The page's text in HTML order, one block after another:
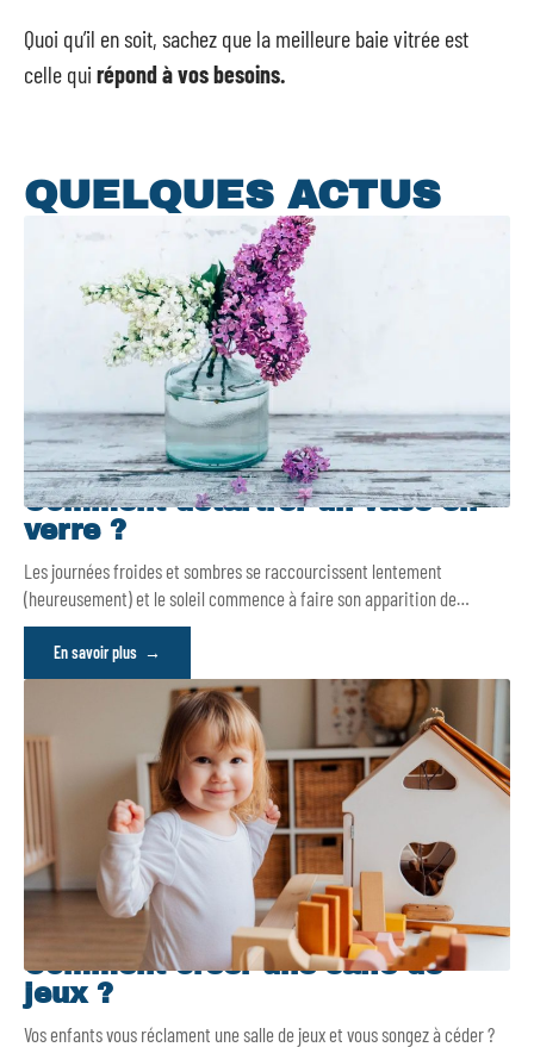
Quoi qu’il en soit, sachez que la meilleure baie vitrée est
celle qui répond à vos besoins.
QUELQUES ACTUS
Comment détartrer un vase en
verre ?
Les journées froides et sombres se raccourcissent lentement
(heureusement) et le soleil commence à faire son apparition de…
En savoir plus
Comment créer une salle de
jeux ?
Vos enfants vous réclament une salle de jeux et vous songez à céder ?